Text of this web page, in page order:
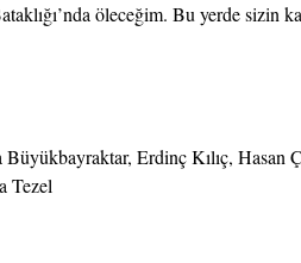
öleceğim. Bu yerde sizin
Erdinç Kılıç, Hasan
Tezel